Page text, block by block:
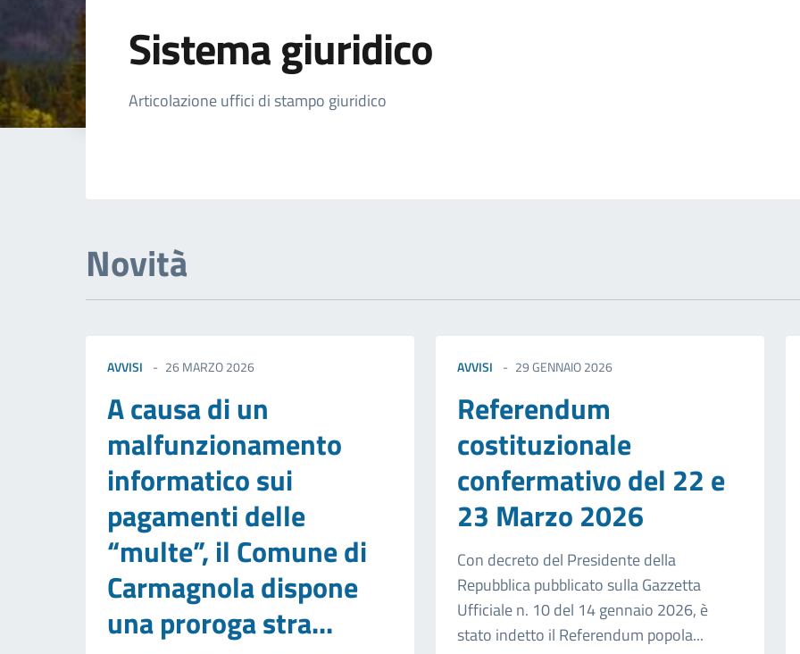
Sistema giuridico
Dettagli della notizia
Articolazione uffici di stampo giuridico
Novità
AVVISI 26 MARZO 2026
A causa di un
malfunzionamento
informatico sui
pagamenti delle
“multe”, il Comune di
Carmagnola dispone
una proroga stra...
AVVISI 29 GENNAIO 2026
Referendum
costituzionale
confermativo del 22 e
23 Marzo 2026
Con decreto del Presidente della
Repubblica pubblicato sulla Gazzetta
Ufficiale n. 10 del 14 gennaio 2026, è
stato indetto il Referendum popola...